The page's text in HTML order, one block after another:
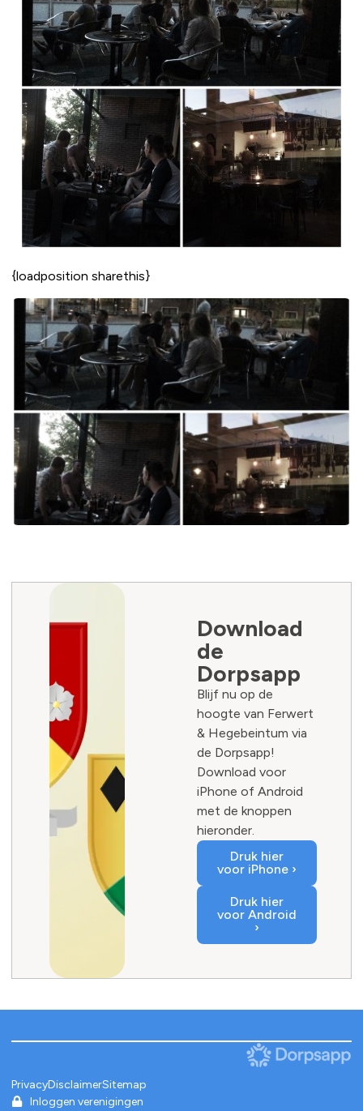
{loadposition sharethis}
Download
de
Dorpsapp
Blijf nu op de
hoogte van Ferwert
& Hegebeintum via
de Dorpsapp!
Download voor
iPhone of Android
met de knoppen
hieronder.
Druk hier
voor iPhone ›
Druk hier
voor Android
›
PrivacyDisclaimerSitemap
Inloggen verenigingen